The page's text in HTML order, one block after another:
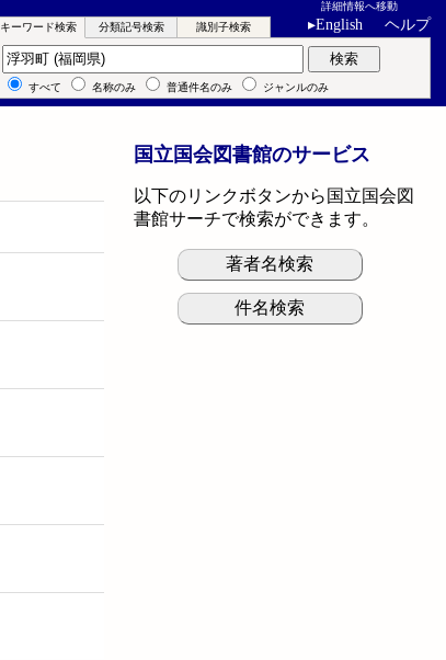
詳細情報へ移動
▸English ヘルプ
キーワード検索 分類記号検索 識別子検索
キーワード検索 検索
すべて 名称のみ 普通件名のみ ジャンルのみ
国立国会図書館のサービス
以下のリンクボタンから国立国会図
書館サーチで検索ができます。
著者名検索
件名検索